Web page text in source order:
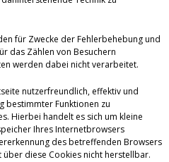
für Zwecke der Fehlerbehebung und
das Zählen von Besuchern
werden dabei nicht verarbeitet.
nutzerfreundlich, effektiv und
bestimmter Funktionen zu
Hierbei handelt es sich um kleine
Ihres Internetbrowsers
des betreffenden Browsers
über diese Cookies nicht herstellbar.